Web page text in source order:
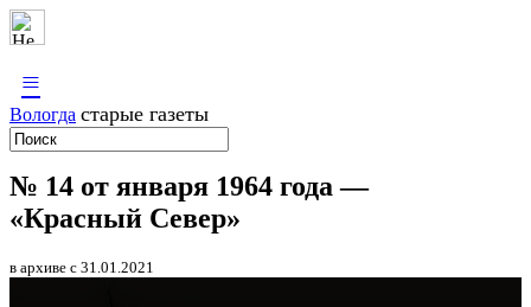
≡
Вологда старые газеты
№ 14 от января 1964 года —
«Красный Север»
в архиве с 31.01.2021